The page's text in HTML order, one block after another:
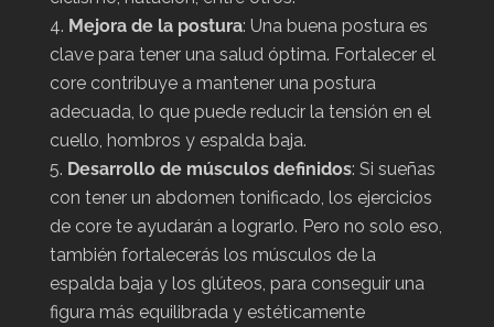
Mejora de la postura: Una buena postura es
clave para tener una salud óptima. Fortalecer el
core contribuye a mantener una postura
adecuada, lo que puede reducir la tensión en el
cuello, hombros y espalda baja.
Desarrollo de músculos definidos: Si sueñas
con tener un abdomen tonificado, los ejercicios
de core te ayudarán a lograrlo. Pero no solo eso,
también fortalecerás los músculos de la
espalda baja y los glúteos, para conseguir una
figura más equilibrada y estéticamente